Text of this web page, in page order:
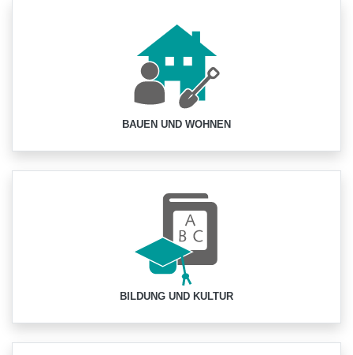
BAUEN UND WOHNEN
BILDUNG UND KULTUR